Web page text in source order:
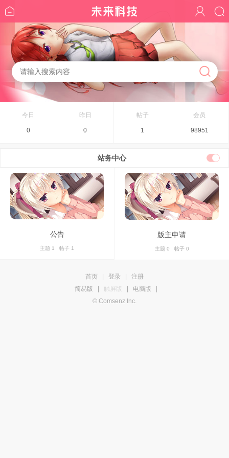
今日
0
昨日
0
帖子
1
会员
98951
站务中心
公告
主题 1 帖子 1
版主申请
主题 0 帖子 0
首页 | 登录 |
注册
简易版
| 触屏版 | 电脑版
|
© Comsenz Inc.